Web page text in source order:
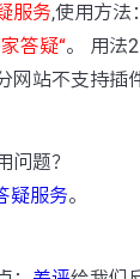
服务,使用方法
答疑“。 用法
网站不支持插
问题？
疑服务。